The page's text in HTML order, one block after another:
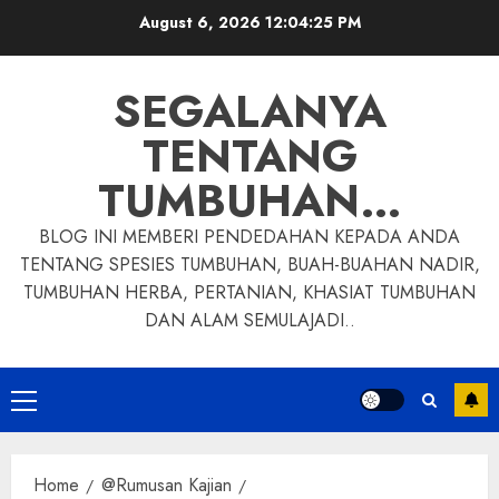
August 6, 2026 12:04:26 PM
SEGALANYA
TENTANG
TUMBUHAN…
BLOG INI MEMBERI PENDEDAHAN KEPADA ANDA
TENTANG SPESIES TUMBUHAN, BUAH-BUAHAN NADIR,
TUMBUHAN HERBA, PERTANIAN, KHASIAT TUMBUHAN
DAN ALAM SEMULAJADI..
Primary
Menu
Home
@Rumusan Kajian